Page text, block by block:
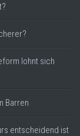
lohnt sich
Barren
entscheidend ist